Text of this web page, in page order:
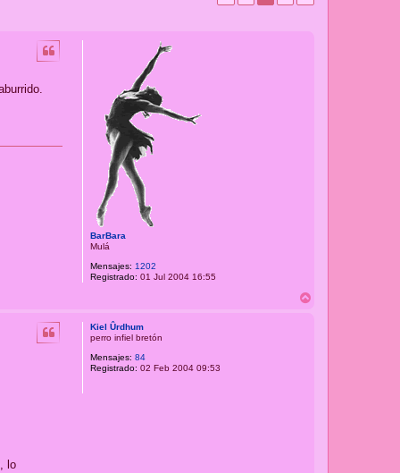
BarBara
Mulá
Mensajes: 1202
Registrado: 01 Jul 2004 16:55
Kiel Ûrdhum
perro infiel bretón
Mensajes: 84
Registrado: 02 Feb 2004 09:53
lo